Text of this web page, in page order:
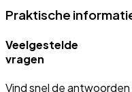
Praktische
Veelgestelde
vragen
Vind snel de